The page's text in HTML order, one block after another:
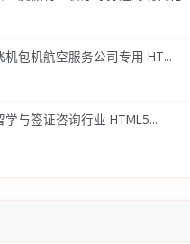
机包机航空服务公司专用 HT...
学与签证咨询行业 HTML5...